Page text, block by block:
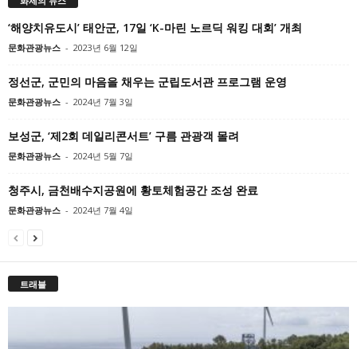
‘해양치유도시’ 태안군, 17일 ‘K-마린 노르딕 워킹 대회’ 개최
문화관광뉴스 - 2023년 6월 12일
정선군, 군민의 마음을 채우는 군립도서관 프로그램 운영
문화관광뉴스 - 2024년 7월 3일
보성군, ‘제2회 데일리콘서트’ 구름 관광객 몰려
문화관광뉴스 - 2024년 5월 7일
청주시, 금천배수지공원에 황토체험공간 조성 완료
문화관광뉴스 - 2024년 7월 4일
트래블